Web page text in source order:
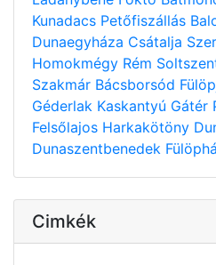
Kunadacs Petőfiszállás
Dunaegyháza Csátalja
Homokmégy Rém
Szakmár Bácsborsód
Géderlak Kaskantyú Gátér
Felsőlajos Harkakötöny
Dunaszentbenedek
Cimkék